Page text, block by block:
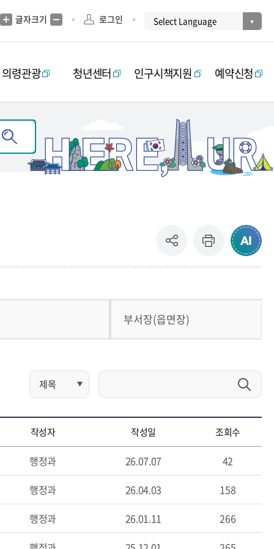
글자크기 로그인
의령관광 청년센터 인구시책지원 예약신청
부서장(읍면장)
작성자 작성일 조회수
행정과 26.07.07
42
행정과
26.04.03
158
행정과
26.01.11
266